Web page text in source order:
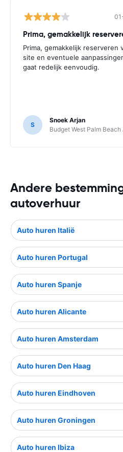
Prima, gemakkelijk reserveren
site en eventuele
gaat redelijk eenvoudig.
S
Snoek Arjan
Budget West Palm Beach
Andere
autoverhuur
Auto huren Italië
Auto huren Portugal
Auto huren Spanje
Auto huren Alicante
Auto huren Amsterdam
Auto huren Den Haag
Auto huren Eindhoven
Auto huren Groningen
Auto huren Ibiza